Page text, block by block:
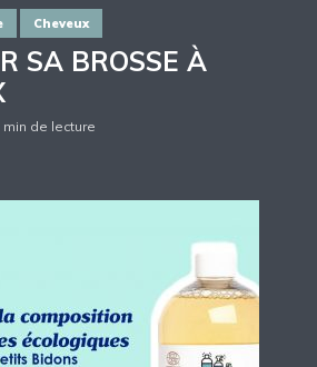
Cheveux
SA BROSSE À
min de lecture